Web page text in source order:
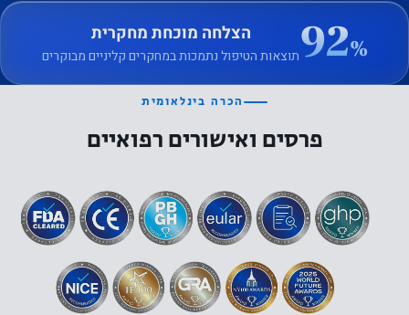
92% הצלחה מוכחת מחקרית
תוצאות הטיפול נתמכות במחקרים קליניים מבוקרים
הכרה בינלאומית
פרסים ואישורים רפואיים